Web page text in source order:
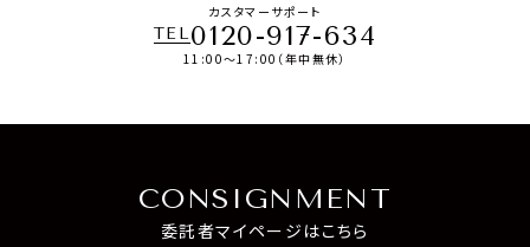
カスタマーサポート
TEL0120-917-634
11:00～17:00（年中無休）
CONSIGNMENT
委託者マイページはこちら